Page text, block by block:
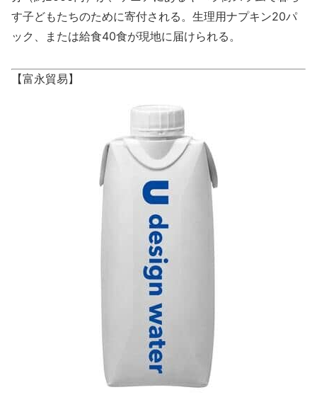
す子どもたちのために寄付される。生理用ナプキン20パ
ック、または給食40食が現地に届けられる。
【富永貿易】